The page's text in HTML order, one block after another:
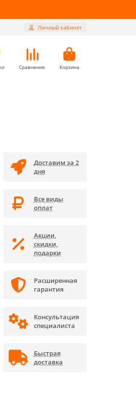
Личный кабинет
Сравнение Корзина
Доставим за 2
дня
Все виды
оплат
Акции,
скидки,
подарки
Расширенная
гарантия
Консультация
специалиста
Быстрая
доставка